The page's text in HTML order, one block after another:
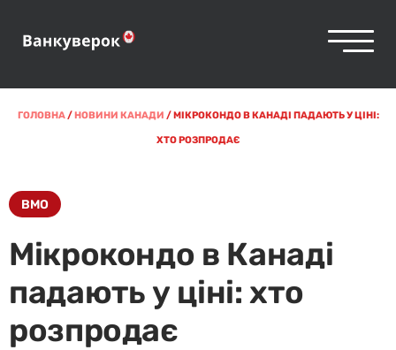
ГОЛОВНА/НОВИНИ КАНАДИ /МІКРОКОНДО В КАНАДІ ПАДАЮТЬ У ЦІНІ:
ХТО РОЗПРОДАЄ
BMO
Мікрокондо в Канаді
падають у ціні: хто
розпродає